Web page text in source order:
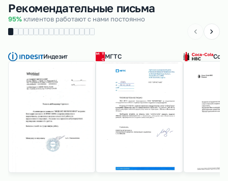
Рекомендательные письма
95% клиентов работают с нами постоянно
Индезит МГТС